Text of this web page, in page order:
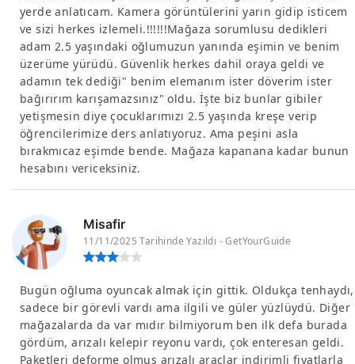
yerde anlatıcam. Kamera görüntülerini yarın gidip isticem
ve sizi herkes izlemeli.!!!!!!Mağaza sorumlusu dedikleri
adam 2.5 yaşındaki oğlumuzun yanında eşimin ve benim
üzerüme yürüdü. Güvenlik herkes dahil oraya geldi ve
adamın tek dediği" benim elemanım ister döverim ister
bağırırım karışamazsınız" oldu. İşte biz bunlar gibiler
yetişmesin diye çocuklarımızı 2.5 yaşında kreşe verip
öğrencilerimize ders anlatıyoruz. Ama peşini asla
bırakmıcaz eşimde bende. Mağaza kapanana kadar bunun
hesabını vericeksiniz.
Misafir
11/11/2025 Tarihinde Yazıldı - GetYourGuide
Bugün oğluma oyuncak almak için gittik. Oldukça tenhaydı,
sadece bir görevli vardı ama ilgili ve güler yüzlüydü. Diğer
mağazalarda da var mıdır bilmiyorum ben ilk defa burada
gördüm, arızalı kelepir reyonu vardı, çok enteresan geldi.
Paketleri deforme olmuş arızalı araçlar indirimli fiyatlarla